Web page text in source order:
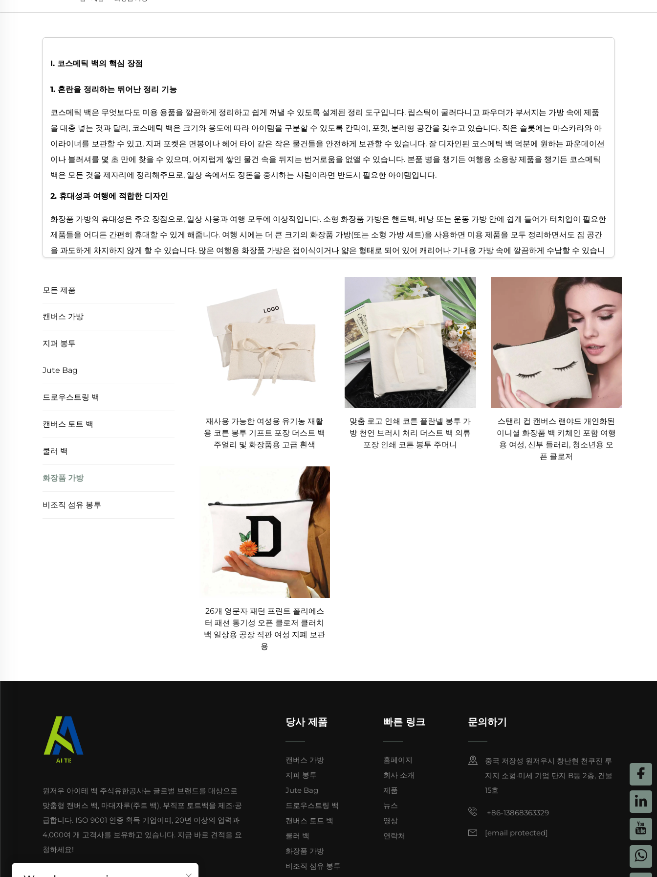
I. 코스메틱 백의 핵심 장점
1. 혼란을 정리하는 뛰어난 정리 기능
코스메틱 백은 무엇보다도 미용 용품을 깔끔하게 정리하고 쉽게 꺼낼 수 있도록 설계된 정리 도구입니다. 립스틱이 굴러다니고 파우더가 부서지는 가방 속에 제품
을 대충 넣는 것과 달리, 코스메틱 백은 크기와 용도에 따라 아이템을 구분할 수 있도록 칸막이, 포켓, 분리형 공간을 갖추고 있습니다. 작은 슬롯에는 마스카라와 아
이라이너를 보관할 수 있고, 지퍼 포켓은 면봉이나 헤어 타이 같은 작은 물건들을 안전하게 보관할 수 있습니다. 잘 디자인된 코스메틱 백 덕분에 원하는 파운데이션
이나 블러셔를 몇 초 만에 찾을 수 있으며, 어지럽게 쌓인 물건 속을 뒤지는 번거로움을 없앨 수 있습니다. 본품 병을 챙기든 여행용 소용량 제품을 챙기든 코스메틱
백은 모든 것을 제자리에 정리해주므로, 일상 속에서도 정돈을 중시하는 사람이라면 반드시 필요한 아이템입니다.
2. 휴대성과 여행에 적합한 디자인
화장품 가방의 휴대성은 주요 장점으로, 일상 사용과 여행 모두에 이상적입니다. 소형 화장품 가방은 핸드백, 배낭 또는 운동 가방 안에 쉽게 들어가 터치업이 필요한
제품들을 어디든 간편히 휴대할 수 있게 해줍니다. 여행 시에는 더 큰 크기의 화장품 가방(또는 소형 가방 세트)을 사용하면 미용 제품을 모두 정리하면서도 짐 공간
을 과도하게 차지하지 않게 할 수 있습니다. 많은 여행용 화장품 가방은 접이식이거나 얇은 형태로 되어 있어 캐리어나 기내용 가방 속에 깔끔하게 수납할 수 있습니
고품질의 코스메틱 백은 귀중한 화장품을 손상, 흘림 및 마모로부터 보호합니다. 겉감은 일반적으로 나일론, 폴리에스터 또는 가죽과 같은 방수 소재로 만들어져 비
나 커피 흘림, 체육관 락커 내 습기로부터 내용물을 보호합니다. 안감은 대개 매끄럽고 닦을 수 있는 원단으로 되어 있어 파운데이션 또는 네일폴리시와 같은 액체 제
품이 새더라도 가방이 오염되는 것을 방지합니다. 많은 코스메틱 백에는 유리 향수병이나 파우더 컴팩트와 같은 취약한 물건을 운반 중 깨짐 없이 보호할 수 있도록
완충 처리된 칸이 있습니다. 일회용 연필 케이스나 플라스틱 봉투와는 달리 튼튼한 코스메틱 백을 사용하면 고가의 세럼과 팔레트를 안전하게 보관하여 수명을 늘
화장품 백은 기능적인 도구일 뿐만 아니라 패션 액세서리로서, 모든 성격과 상황에 어울리는 다양한 스타일을 갖추고 있습니다. 오피스를 위한 모노톤의 세련되고
미니멀한 디자인부터 주말용으로 화려한 프린트 제품까지, 원하는 분위기에 맞는 디자인이 다양합니다. 고급 브랜드는 우아한 하드웨어가 장식된 가죽 화장품 백을
제공하며, 반면 틴들의 취향을 반영한 재미있고 발랄한 디자인은 만화 캐릭터나 화사한 패턴을 특징으로 합니다. 많은 화장품 백은 클러치 백으로도 활용할 수 있어
메이크업 용품만 제거하면 바로 외출 시에도 손쉽게 사용 가능합니다. 이러한 다용도성 덕분에 화장품 백은 단순히 뷰티 제품을 담는 것을 넘어 개인의 스타일을 완
화장품 가방의 가장 큰 장점 중 하나는 다양한 용도로 활용할 수 있다는 점으로, 어떤 옷장에도 유용하게 추가할 수 있는 다목적 아이템입니다. 작은 크기의 화장품
가방은 펜, 포스트잇, USB 드라이브와 같은 사무용품을 보관하는 데 사용할 수 있으며, 중간 크기의 가방은 여권, 티켓, 현금 등을 담는 여행 파우치로 활용할 수 있습
니다. 부모들은 아기 용품인 야금이, 기저귀 크림, 작은 장난감 등을 정리하기 위해 화장품 가방을 사용합니다. 헬스장 이용자는 단백질 파우더 팩, 머리끈, 이어버드
등을 담기 위해 이를 재활용합니다. 이러한 다기능성 덕분에 화장품 가방은 단순한 메이크업 소지품 보관함을 넘어 거의 모든 작은 물건을 정리하는 실용적인 솔루
화장품 파우치는 크림, 액체, 파우더와 같은 제품과 접촉하는 용도로 사용되기 때문에 손쉬운 관리가 가능하도록 설계되었습니다. 대부분의 화장품 파우치는 닦아낼
II. 화장품 파우치의 실용적 활용
1. 일상 사용: 핸드백 및 외출 시 메이크업 보정
정돈되며, 필요한 물건을 몇 초 만에 꺼낼 수 있습니다. 세련된 디자인의 화장품 가방은 일상 소지품에 단정한 느낌을 더해주며, 직장에서든, 외출 중이든, 친구들과
커피를 마시며 만나는 상황에서든 언제든지 빠르게 메이크업을 보완할 수 있도록 도와줍니다.
2. 여행: 주말 소일거리부터 긴 휴가까지
여행 시 코스메틱 백은 진가를 발휘하며, 멀리 떠나도 일상적인 뷰티 루틴을 유지할 수 있게 도와줍니다. 주말 여행에는 중간 크기의 코스메틱 백에 로션, 샴푸, 메이
모든 제품
캔버스 가방
지퍼 봉투
Jute Bag
드로우스트링 백
캔버스 토트 백
쿨러 백
화장품 가방
비조직 섬유 봉투
재사용 가능한 여성용 유기농 재활
용 코튼 봉투 기프트 포장 더스트 백
주얼리 및 화장품용 고급 흰색
맞춤 로고 인쇄 코튼 플란넬 봉투 가
방 천연 브러시 처리 더스트 백 의류
포장 인쇄 코튼 봉투 주머니
스탠리 컵 캔버스 랜야드 개인화된
이니셜 화장품 백 키체인 포함 여행
용 여성, 신부 들러리, 청소년용 오
픈 클로저
26개 영문자 패턴 프린트 폴리에스
터 패션 통기성 오픈 클로저 클러치
백 일상용 공장 직판 여성 지폐 보관
용
원저우 아이테 백 주식유한공사는 글로벌 브랜드를 대상으로
맞춤형 캔버스 백, 마대자루(주트 백), 부직포 토트백을 제조·공
급합니다. ISO 9001 인증 획득 기업이며, 20년 이상의 업력과
4,000여 개 고객사를 보유하고 있습니다. 지금 바로 견적을 요
청하세요!
당사 제품
캔버스 가방
지퍼 봉투
Jute Bag
드로우스트링 백
캔버스 토트 백
쿨러 백
화장품 가방
비조직 섬유 봉투
빠른 링크
홈페이지
회사 소개
제품
뉴스
영상
연락처
문의하기
중국 저장성 원저우시 창난현 천쿠진 루
지지 소형·미세 기업 단지 B동 2층, 건물
15호
+86-13868363329
[email protected]